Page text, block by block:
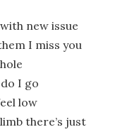
new issue
I miss you
I go
low
there’s just